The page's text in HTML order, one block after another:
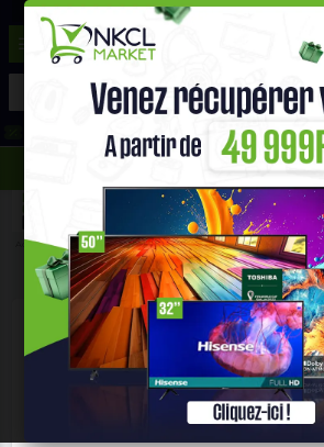
☰
Promo Congélateur
693 71 25 25
Electroniques HOME CINÉMA